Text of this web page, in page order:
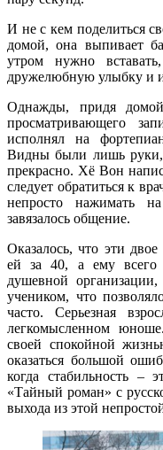
И не с кем поделиться
домой, она выпивает
утром нужно
дружелюбную улыбку и
Однажды, придя
просматривающего
исполнял на
Видны были лишь руки,
прекрасно. Хё Вон
следует обратиться к
непросто нажимать
завязалось общение.
Оказалось, что эти
ей за 40, а ему всего
душевной
учеником, что
часто. Серьезная
легкомысленном
своей спокойной
оказаться большой
когда стабильность –
«Тайный роман» с
выхода из этой